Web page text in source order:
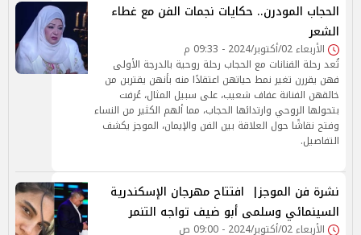
الحجاب المودرن.. حكايات نجمات الفن مع غطاء
الشعر
الأربعاء 02/أكتوبر/2024 - 09:33 م
تُعد رحلة الفنانات مع الحجاب رحلة روحية بالدرجة الأولى
فهن يقررن تغير نمط حياتهن اعتقادًا منه بأنهن يقتربن من
خالقهن الفنانة عفاف شعيب، على سبيل المثال، عُرفت
بتحولها الروحي وارتدائها الحجاب، مما ألهم الكثير من النساء
وفتح نقاشًا حول العلاقة بين الفن والإيمان، الموجز يكشف
التفاصيل.
نشرة فن الموجز| افتتاح مهرجان الإسكندرية
السينمائي وسلمى أبو ضيف تواجه التنمر
الأربعاء 02/أكتوبر/2024 - 09:00 ص